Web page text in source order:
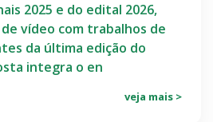
2025 e do edital 2026,
vídeo com trabalhos de
da última edição do
integra o en
veja mais >